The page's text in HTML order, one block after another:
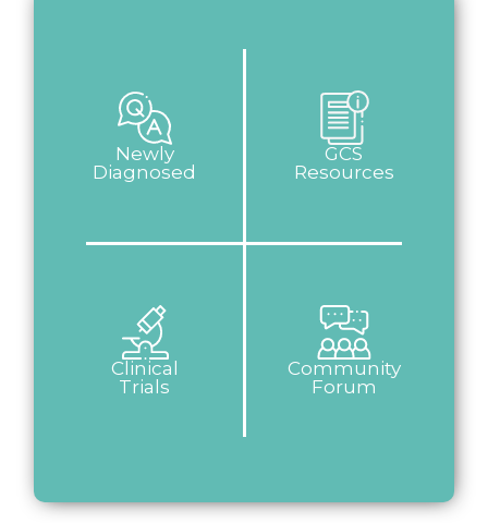
Newly
Diagnosed
GCS
Resources
Clinical
Trials
Community
Forum